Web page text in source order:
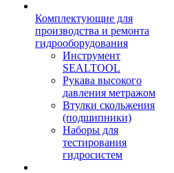
Комплектующие для
производства и ремонта
гидрооборудования
Инструмент
SEALTOOL
Рукава высокого
давления метражом
Втулки скольжения
(подшипники)
Наборы для
тестирования
гидросистем